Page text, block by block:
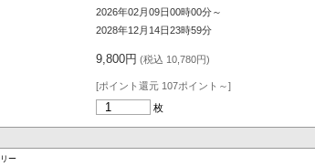
2026年02月09日00時00分～
2028年12月14日23時59分
9,800円 (税込 10,780円)
[ポイント還元 107ポイント～]
枚
ー